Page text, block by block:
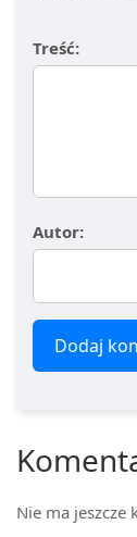
Treść:
Autor:
Dodaj
Nie ma jeszcze